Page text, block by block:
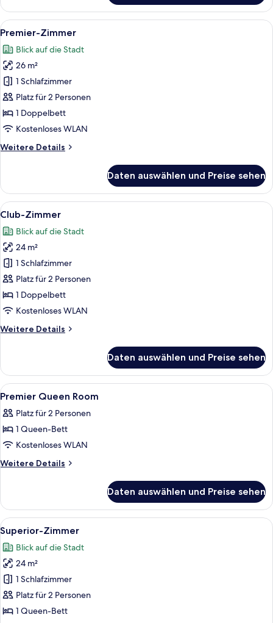
Zweibettzimmer
Alle
Fotos
für
Premier-
Zimmer
anzeigen
Ein modernes Hotelzimmer mit
4
Premier-Zimmer
Blick auf die Stadt
26 m²
1 Schlafzimmer
Platz für 2 Personen
1 Doppelbett
Kostenloses WLAN
Weitere Details
Weitere
Zimmer
Daten auswählen und Preise sehen
Alle
Fotos
für
Club-
Zimmer
anzeigen
Ein Hotelzimmer mit einem großen
4
Club-Zimmer
Blick auf die Stadt
24 m²
1 Schlafzimmer
Platz für 2 Personen
1 Doppelbett
Kostenloses WLAN
Weitere Details
Weitere
Zimmer
Daten auswählen und Preise sehen
Alle
Fotos
für
Premier
Queen
Room
Zimmersafe, Schreibtisch,
5
Premier Queen Room
Platz für 2 Personen
1 Queen-Bett
Kostenloses WLAN
Weitere Details
Weitere
Queen
Room
Daten auswählen und Preise sehen
Alle
Fotos
für
Superior-
Zimmer
anzeigen
Ein Hotelzimmer mit einem großen
4
Superior-Zimmer
Blick auf die Stadt
24 m²
1 Schlafzimmer
Platz für 2 Personen
1 Queen-Bett